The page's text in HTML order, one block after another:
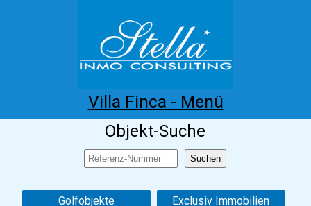
Villa Finca - Menü
Costa Blanca Kaufen
Infos Referenzen
Objekt-Suche
Golfobjekte Exclusiv Immobilien